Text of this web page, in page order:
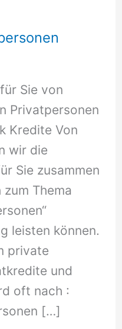
Sie von
Privatpersonen
Kredite Von
wir die
Sie zusammen
Thema
leisten können.
private
und
oft nach :
[…]